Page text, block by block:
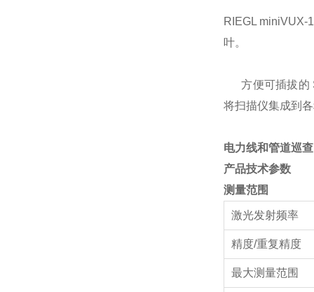
RIEGL miniVUX-
叶。
方便可插拔的
将扫描仪集成到
电力线和管道巡
产品技术参数
测量范围
激光发射频率
精度/重复精度
最大测量范围